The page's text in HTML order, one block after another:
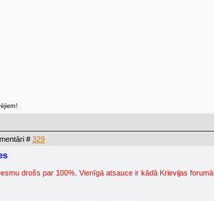
# 329
drošs par 100%. Vienīgā atsauce ir kādā Krievijas forumā.